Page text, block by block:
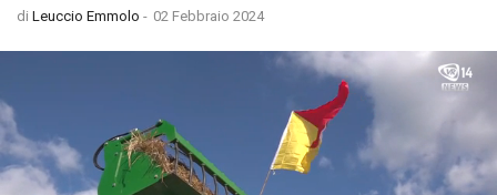
di Leuccio Emmolo - 02 Febbraio 2024